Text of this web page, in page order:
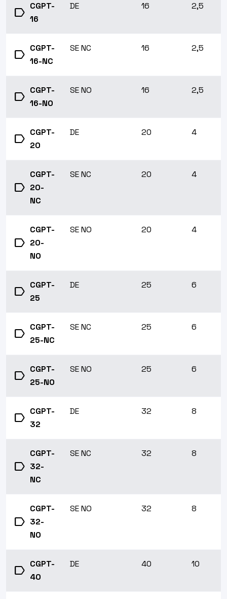
label CGPT-
16
DE 16 2,5
label CGPT-
16-NC
SE NC 16 2,5
label CGPT-
16-NO
SE NO 16 2,5
label CGPT-
20
DE 20 4
label
CGPT-
20-
NC
SE NC 20 4
label
CGPT-
20-
NO
SE NO 20 4
label CGPT-
25
DE 25 6
label CGPT-
25-NC
SE NC 25 6
label CGPT-
25-NO
SE NO 25 6
label CGPT-
32
DE 32 8
label
CGPT-
32-
NC
SE NC 32 8
label
CGPT-
32-
NO
SE NO 32 8
label CGPT-
40
DE 40 10